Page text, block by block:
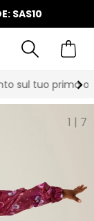
SAS10
1 | 7